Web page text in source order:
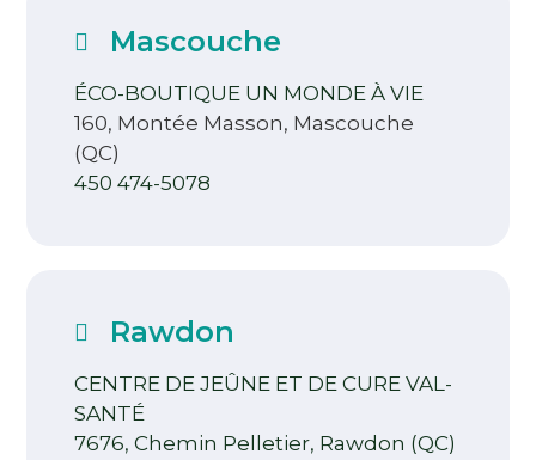
Mascouche
ÉCO-BOUTIQUE UN MONDE À VIE
160, Montée Masson, Mascouche
(QC)
450 474-5078
Rawdon
CENTRE DE JEÛNE ET DE CURE VAL-
SANTÉ
7676, Chemin Pelletier, Rawdon (QC)